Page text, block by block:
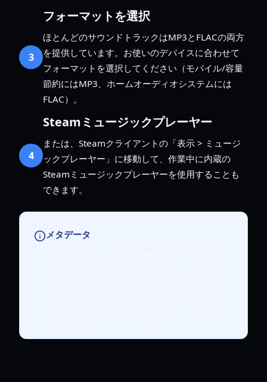
3
フォーマットを選択
ほとんどのサウンドトラックはMP3とFLACの両方
を提供しています。お使いのデバイスに合わせて
フォーマットを選択してください（モバイル/容量
節約にはMP3、ホームオーディオシステムには
FLAC）。
4
Steamミュージックプレーヤー
または、Steamクライアントの「表示 > ミュージ
ックプレーヤー」に移動して、作業中に内蔵の
Steamミュージックプレーヤーを使用することも
できます。
メタデータ